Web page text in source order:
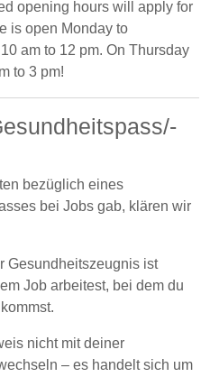
opening hours will apply for
is open Monday to
am to 12 pm. On Thursday
to 3 pm!
bezüglich eines
bei Jobs gab, klären wir
Gesundheitszeugnis ist
Job arbeitest, bei dem du
nicht mit deiner
– es handelt sich um